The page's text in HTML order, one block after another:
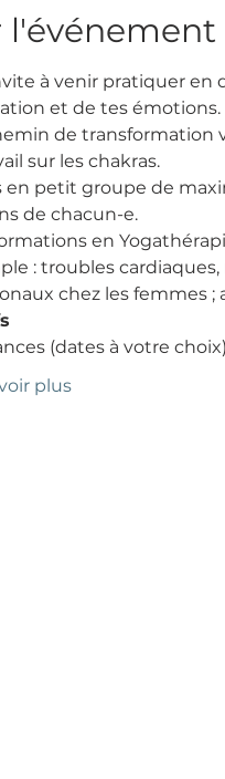
l'événement
à venir pratiquer en
et de tes émotions.
de transformation
sur les chakras.
en petit groupe de
de chacun-e.
en
: troubles
chez les femmes ;
(dates à votre
plus